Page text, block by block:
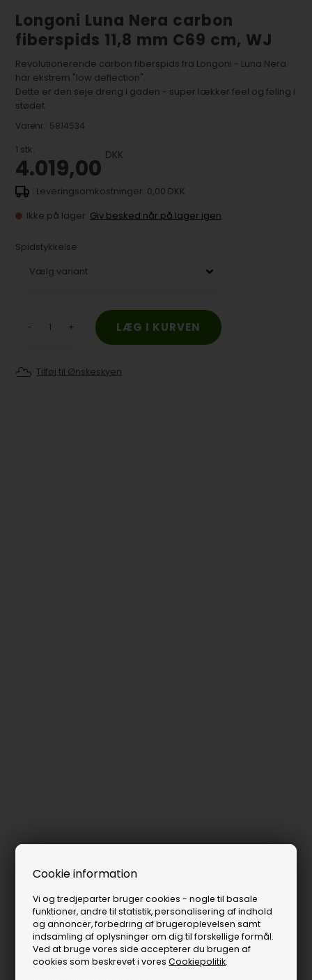
Cookie information
Vi og tredjeparter bruger cookies - nogle til basale
funktioner, andre til statistik, personalisering af indhold
og annoncer, forbedring af brugeroplevelsen samt
indsamling af oplysninger om dig til forskellige formål.
Ved at bruge vores side accepterer du brugen af
cookies som beskrevet i voresCookiepolitik.
Longoni Luna Nera carbon
fiberspids 11,8 mm C69 cm, WJ
Revolutionerende carbon fiberspids fra Longoni - Luna Nera
har ekstrem "low deflection".
Dette er den seje dreng i gaden - super lækker feel og føling i
stødet.
Varenr.: 5814534
1 stk.
4.019,00 DKK
0,00 DKK
Ikke på lager Giv besked når på lager igen
Spidstykkelse
- +
Tilføj til Ønskeskyen